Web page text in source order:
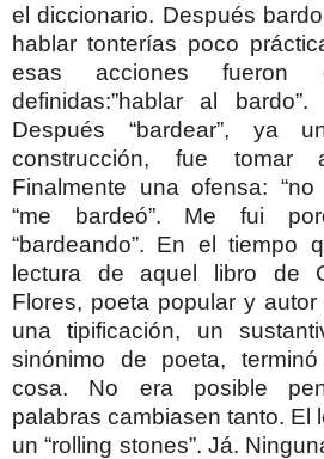
el diccionario. Después
hablar tonterías poco
esas acciones fueron
definidas:”hablar al
Después “bardear”, ya
construcción, fue tomar
Finalmente una ofensa:
“me bardeó”. Me fui
“bardeando”. En el tiempo
lectura de aquel libro de
Flores, poeta popular y
una tipificación, un
sinónimo de poeta,
cosa. No era posible
palabras cambiasen tanto. El
un “rolling stones”. Já.